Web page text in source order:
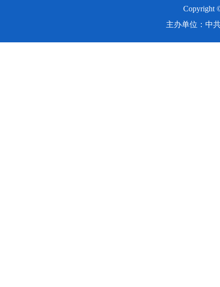
Copyright
主办单位：中